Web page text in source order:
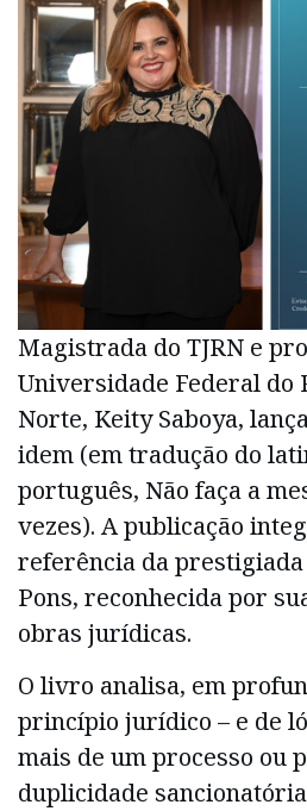
Magistrada do TJRN e
Universidade Federal do
Norte, Keity Saboya,
idem (em tradução do
português, Não faça a
vezes). A publicação
referência da
Pons, reconhecida por
obras jurídicas.
O livro analisa, em
princípio jurídico – e de
mais de um processo ou
duplicidade